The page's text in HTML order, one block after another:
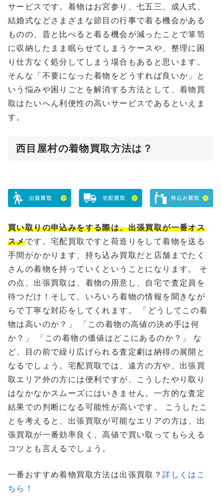
サービスです。着物はお宮参り、七五三、成人式、
結婚式などさまざまな節目の行事で着る機会がある
ものの、昔と比べると着る機会が減ったことで箪笥
に収納したまま眠らせてしまうケースや、整理に困
り仕方なく処分してしまう場合もあると思います。
そんな「不要になった着物をどうすれば良いか」と
いう悩みや困りごとを解消する方法として、着物買
取はたいへん利便性の高いサービスであるといえま
す。
西目屋村の着物買取方法は？
買い取りの申込みをする際は、出張買取が一番オス
スメです。宅配買取ですと荷造りをして着物を送る
手間がかかります、持ち込み買取だと店舗までたく
さんの着物を持っていくということになります。 そ
の点、出張買取は、着物の用意し、自宅で査定員を
待つだけ！そして、いろいろ着物の情報を聞きなが
らで丁寧な対応をしてくれます。 「どうしてこの着
物は高いのか？」 「この着物の高値の決め手は何
か？」 「この着物の価値はどこにあるのか？」 な
ど、目の前で繰り広げられる査定劇は納得の展開と
なるでしょう。宅配買取では、遠方の方や、出張買
取エリア外の方には便利ですが、こうしたやり取り
はなかなかスムーズにはいきません。一方的な査定
結果での判断になる可能性が高いです。 こうしたこ
とを考えると、出張買取が可能なエリアの方は、出
張買取が一番効率良く、高値で買い取ってもらえる
コツとも言えるでしょう。
一番おすすめ着物買取方法は出張買取？詳しくはこ
ちら！